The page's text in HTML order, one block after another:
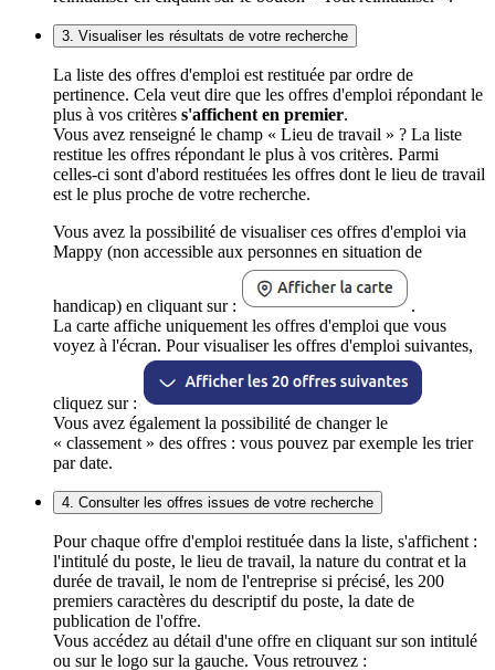
3. Visualiser les résultats de votre recherche
La liste des offres d'emploi est restituée par ordre de
pertinence. Cela veut dire que les offres d'emploi répondant le
plus à vos critères s'affichent en premier.
Vous avez renseigné le champ « Lieu de travail » ? La liste
restitue les offres répondant le plus à vos critères. Parmi
celles-ci sont d'abord restituées les offres dont le lieu de travail
est le plus proche de votre recherche.
Vous avez la possibilité de visualiser ces offres d'emploi via
Mappy (non accessible aux personnes en situation de
handicap) en cliquant sur :
.
La carte affiche uniquement les offres d'emploi que vous
voyez à l'écran. Pour visualiser les offres d'emploi suivantes,
cliquez sur :
Vous avez également la possibilité de changer le
« classement » des offres : vous pouvez par exemple les trier
par date.
4. Consulter les offres issues de votre recherche
Pour chaque offre d'emploi restituée dans la liste, s'affichent :
l'intitulé du poste, le lieu de travail, la nature du contrat et la
durée de travail, le nom de l'entreprise si précisé, les 200
premiers caractères du descriptif du poste, la date de
publication de l'offre.
Vous accédez au détail d'une offre en cliquant sur son intitulé
ou sur le logo sur la gauche. Vous retrouvez :